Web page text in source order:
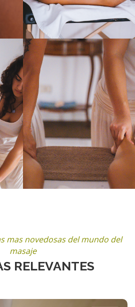
mas novedosas del mundo del
masaje
RELEVANTES